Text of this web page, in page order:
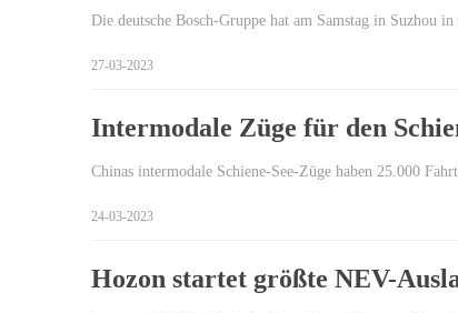
Die deutsche Bosch-Gruppe hat am Samstag in Suzhou
27-03-2023
Intermodale Züge für den
Chinas intermodale Schiene-See-Züge haben 25.000
24-03-2023
Hozon startet größte NEV-